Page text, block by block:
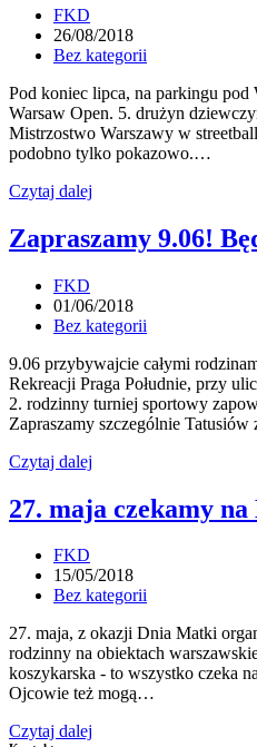
Post
author:
FKD
Post
published:
26/08/2018
Post
Bez kategorii
Pod koniec lipca, na parkingu pod
Warsaw Open. 5. drużyn
Mistrzostwo Warszawy w
podobno tylko pokazowo.…
Czytaj dalej
czyli
streetballa
Zapraszamy 9.06!
Post
author:
FKD
Post
published:
01/06/2018
Post
Bez kategorii
9.06 przybywajcie całymi
Rekreacji Praga Południe, przy
2. rodzinny turniej sportowy
Zapraszamy szczególnie
Czytaj dalej
Będzie
zabawa…
27. maja czekamy
Post
author:
FKD
Post
published:
15/05/2018
Post
Bez kategorii
27. maja, z okazji Dnia Matki
rodzinny na obiektach
koszykarska - to wszystko czeka
Ojcowie też mogą…
Czytaj dalej